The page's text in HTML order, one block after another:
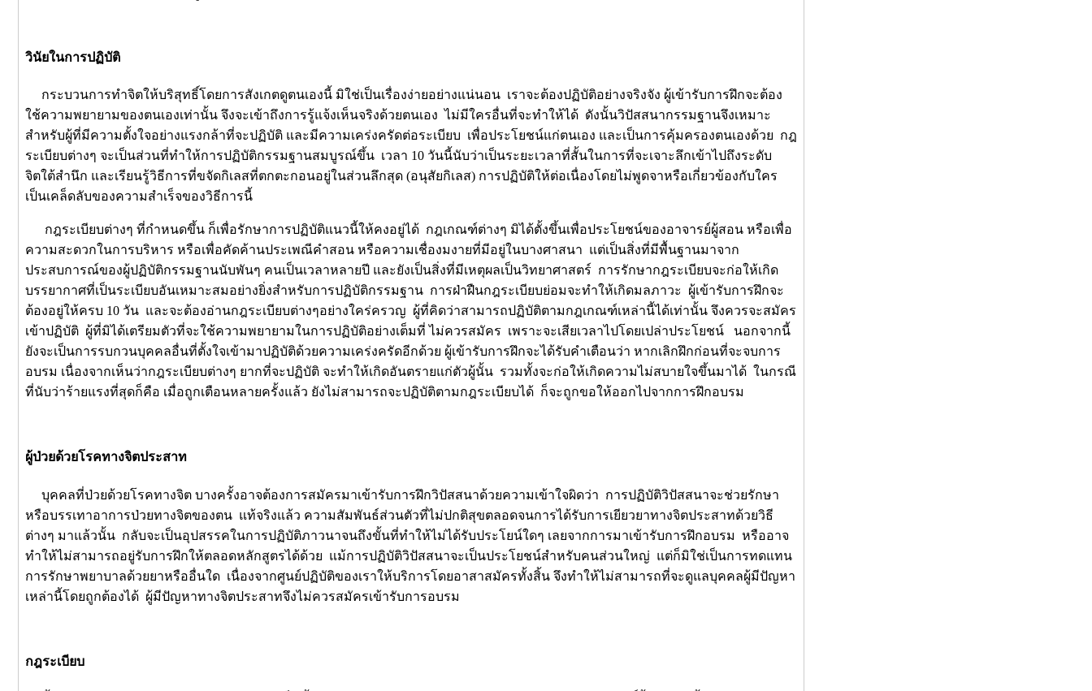
วินัยในการปฏิบัติ
กระบวนการทำจิตให้บริสุทธิ์โดยการสังเกตดูตนเองนี้ มิใช่เป็นเรื่องง่ายอย่างแน่นอน เราจะต้องปฏิบัติอย่างจริงจัง ผู้เข้ารับการฝึกจะต้อง
ใช้ความพยายามของตนเองเท่านั้น จึงจะเข้าถึงการรู้แจ้งเห็นจริงด้วยตนเอง ไม่มีใครอื่นที่จะทำให้ได้ ดังนั้นวิปัสสนากรรมฐานจึงเหมาะ
สำหรับผู้ที่มีความตั้งใจอย่างแรงกล้าที่จะปฏิบัติ และมีความเคร่งครัดต่อระเบียบ เพื่อประโยชน์แก่ตนเอง และเป็นการคุ้มครองตนเองด้วย กฎ
ระเบียบต่างๆ จะเป็นส่วนที่ทำให้การปฏิบัติกรรมฐานสมบูรณ์ขึ้น เวลา 10 วันนี้นับว่าเป็นระยะเวลาที่สั้นในการที่จะเจาะลึกเข้าไปถึงระดับ
จิตใต้สำนึก และเรียนรู้วิธีการที่ขจัดกิเลสที่ตกตะกอนอยู่ในส่วนลึกสุด (อนุสัยกิเลส) การปฏิบัติให้ต่อเนื่องโดยไม่พูดจาหรือเกี่ยวข้องกับใคร
เป็นเคล็ดลับของความสำเร็จของวิธีการนี้
กฎระเบียบต่างๆ ที่กำหนดขึ้น ก็เพื่อรักษาการปฏิบัติแนวนี้ให้คงอยู่ได้ กฎเกณฑ์ต่างๆ มิได้ตั้งขึ้นเพื่อประโยชน์ของอาจารย์ผู้สอน หรือเพื่อ
ความสะดวกในการบริหาร หรือเพื่อคัดค้านประเพณีคำสอน หรือความเชื่องมงายที่มีอยู่ในบางศาสนา แต่เป็นสิ่งที่มีพื้นฐานมาจาก
ประสบการณ์ของผู้ปฏิบัติกรรมฐานนับพันๆ คนเป็นเวลาหลายปี และยังเป็นสิ่งที่มีเหตุผลเป็นวิทยาศาสตร์ การรักษากฎระเบียบจะก่อให้เกิด
บรรยากาศที่เป็นระเบียบอันเหมาะสมอย่างยิ่งสำหรับการปฏิบัติกรรมฐาน การฝ่าฝืนกฎระเบียบย่อมจะทำให้เกิดมลภาวะ ผู้เข้ารับการฝึกจะ
ต้องอยู่ให้ครบ 10 วัน และจะต้องอ่านกฎระเบียบต่างๆอย่างใคร่ครวญ ผู้ที่คิดว่าสามารถปฏิบัติตามกฎเกณฑ์เหล่านี้ได้เท่านั้น จึงควรจะสมัคร
เข้าปฏิบัติ ผู้ที่มิได้เตรียมตัวที่จะใช้ความพยายามในการปฏิบัติอย่างเต็มที่ ไม่ควรสมัคร เพราะจะเสียเวลาไปโดยเปล่าประโยชน์ นอกจากนี้
ยังจะเป็นการรบกวนบุคคลอื่นที่ตั้งใจเข้ามาปฏิบัติด้วยความเคร่งครัดอีกด้วย ผู้เข้ารับการฝึกจะได้รับคำเตือนว่า หากเลิกฝึกก่อนที่จะจบการ
อบรม เนื่องจากเห็นว่ากฎระเบียบต่างๆ ยากที่จะปฏิบัติ จะทำให้เกิดอันตรายแก่ตัวผู้นั้น รวมทั้งจะก่อให้เกิดความไม่สบายใจขึ้นมาได้ ในกรณี
ที่นับว่าร้ายแรงที่สุดก็คือ เมื่อถูกเตือนหลายครั้งแล้ว ยังไม่สามารถจะปฏิบัติตามกฎระเบียบได้ ก็จะถูกขอให้ออกไปจากการฝึกอบรม
ผู้ป่วยด้วยโรคทางจิตประสาท
บุคคลที่ป่วยด้วยโรคทางจิต บางครั้งอาจต้องการสมัครมาเข้ารับการฝึกวิปัสสนาด้วยความเข้าใจผิดว่า การปฏิบัติวิปัสสนาจะช่วยรักษา
หรือบรรเทาอาการป่วยทางจิตของตน แท้จริงแล้ว ความสัมพันธ์ส่วนตัวที่ไม่ปกติสุขตลอดจนการได้รับการเยียวยาทางจิตประสาทด้วยวิธี
ต่างๆ มาแล้วนั้น กลับจะเป็นอุปสรรคในการปฏิบัติภาวนาจนถึงขั้นที่ทำให้ไม่ได้รับประโยน์ใดๆ เลยจากการมาเข้ารับการฝึกอบรม หรืออาจ
ทำให้ไม่สามารถอยู่รับการฝึกให้ตลอดหลักสูตรได้ด้วย แม้การปฏิบัติวิปัสสนาจะเป็นประโยชน์สำหรับคนส่วนใหญ่ แต่ก็มิใช่เป็นการทดแทน
การรักษาพยาบาลด้วยยาหรืออื่นใด เนื่องจากศูนย์ปฏิบัติของเราให้บริการโดยอาสาสมัครทั้งสิ้น จึงทำให้ไม่สามารถที่จะดูแลบุคคลผู้มีปัญหา
เหล่านี้โดยถูกต้องได้ ผู้มีปัญหาทางจิตประสาทจึงไม่ควรสมัครเข้ารับการอบรม
กฎระเบียบ